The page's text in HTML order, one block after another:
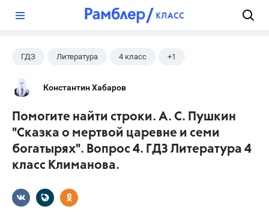
ГДЗ Литература 4 класс +1
Климанова Л.Ф.
Константин Хабаров
Помогите найти строки. А. С. Пушкин
"Сказка о мертвой царевне и семи
богатырях". Вопрос 4. ГДЗ Литература 4
класс Климанова.